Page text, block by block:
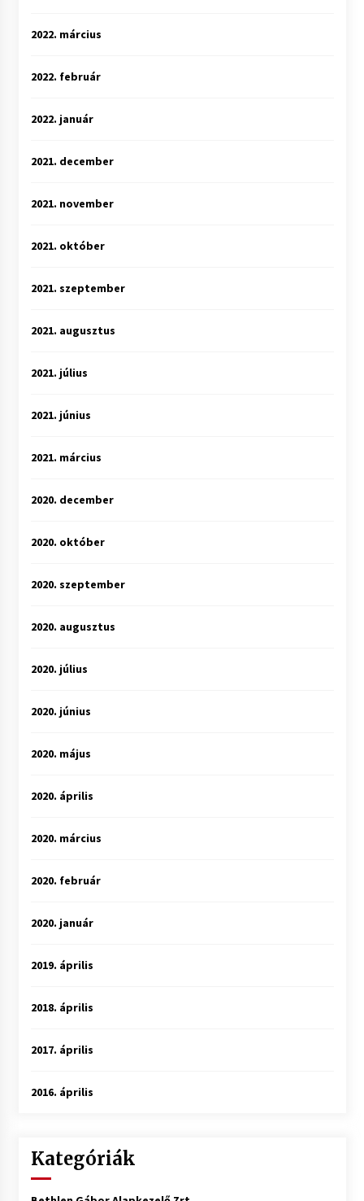
2022. március
2022. február
2022. január
2021. december
2021. november
2021. október
2021. szeptember
2021. augusztus
2021. július
2021. június
2021. március
2020. december
2020. október
2020. szeptember
2020. augusztus
2020. július
2020. június
2020. május
2020. április
2020. március
2020. február
2020. január
2019. április
2018. április
2017. április
2016. április
Kategóriák